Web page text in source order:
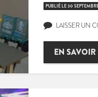
PUBLIÉ LE30
LAISSER UN
EN SAVOIR